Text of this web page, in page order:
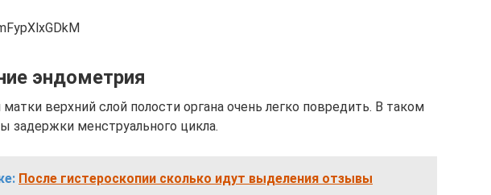
эндометрия
верхний слой полости органа очень легко повредить. В таком
задержки менструального цикла.
После гистероскопии сколько идут выделения отзывы